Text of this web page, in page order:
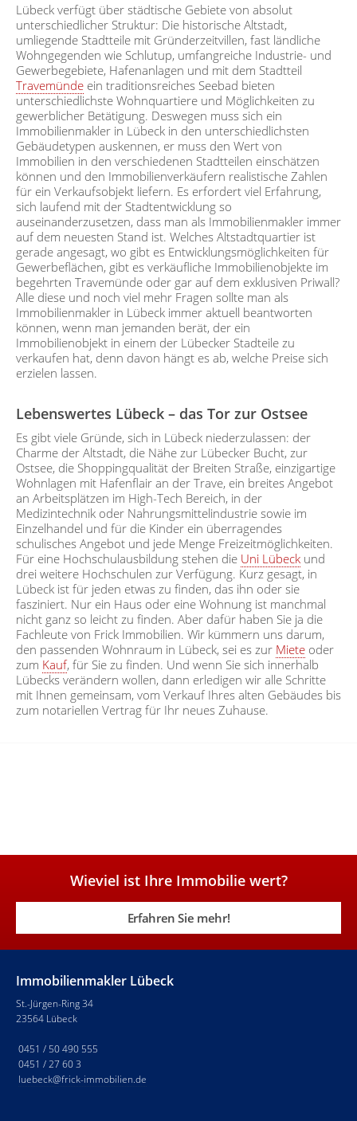
Lübeck verfügt über städtische Gebiete von absolut
unterschiedlicher Struktur: Die historische Altstadt,
umliegende Stadtteile mit Gründerzeitvillen, fast ländliche
Wohngegenden wie Schlutup, umfangreiche Industrie- und
Gewerbegebiete, Hafenanlagen und mit dem Stadtteil
Travemünde ein traditionsreiches Seebad bieten
unterschiedlichste Wohnquartiere und Möglichkeiten zu
gewerblicher Betätigung. Deswegen muss sich ein
Immobilienmakler in Lübeck in den unterschiedlichsten
Gebäudetypen auskennen, er muss den Wert von
Immobilien in den verschiedenen Stadtteilen einschätzen
können und den Immobilienverkäufern realistische Zahlen
für ein Verkaufsobjekt liefern. Es erfordert viel Erfahrung,
sich laufend mit der Stadtentwicklung so
auseinanderzusetzen, dass man als Immobilienmakler immer
auf dem neuesten Stand ist. Welches Altstadtquartier ist
gerade angesagt, wo gibt es Entwicklungsmöglichkeiten für
Gewerbeflächen, gibt es verkäufliche Immobilienobjekte im
begehrten Travemünde oder gar auf dem exklusiven Priwall?
Alle diese und noch viel mehr Fragen sollte man als
Immobilienmakler in Lübeck immer aktuell beantworten
können, wenn man jemanden berät, der ein
Immobilienobjekt in einem der Lübecker Stadteile zu
verkaufen hat, denn davon hängt es ab, welche Preise sich
erzielen lassen.
Lebenswertes Lübeck – das Tor zur Ostsee
Es gibt viele Gründe, sich in Lübeck niederzulassen: der
Charme der Altstadt, die Nähe zur Lübecker Bucht, zur
Ostsee, die Shoppingqualität der Breiten Straße, einzigartige
Wohnlagen mit Hafenflair an der Trave, ein breites Angebot
an Arbeitsplätzen im High-Tech Bereich, in der
Medizintechnik oder Nahrungsmittelindustrie sowie im
Einzelhandel und für die Kinder ein überragendes
schulisches Angebot und jede Menge Freizeitmöglichkeiten.
Für eine Hochschulausbildung stehen die Uni Lübeck und
drei weitere Hochschulen zur Verfügung. Kurz gesagt, in
Lübeck ist für jeden etwas zu finden, das ihn oder sie
fasziniert. Nur ein Haus oder eine Wohnung ist manchmal
nicht ganz so leicht zu finden. Aber dafür haben Sie ja die
Fachleute von Frick Immobilien. Wir kümmern uns darum,
den passenden Wohnraum in Lübeck, sei es zur Miete oder
zum Kauf, für Sie zu finden. Und wenn Sie sich innerhalb
Lübecks verändern wollen, dann erledigen wir alle Schritte
mit Ihnen gemeinsam, vom Verkauf Ihres alten Gebäudes bis
zum notariellen Vertrag für Ihr neues Zuhause.
Wieviel ist Ihre Immobilie wert?
Erfahren Sie mehr!
Immobilienmakler Lübeck
St.-Jürgen-Ring 34
23564 Lübeck
0451 / 50 490 555
0451 / 27 60 3
luebeck@frick-immobilien.de